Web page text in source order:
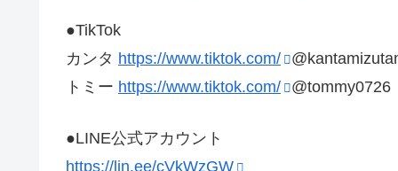
●TikTok
カンタ ​ https://www.tiktok.com/
トミー https://www.tiktok.com/ @tommy0726
●LINE公式アカウント
https://lin.ee/cVkWzGW